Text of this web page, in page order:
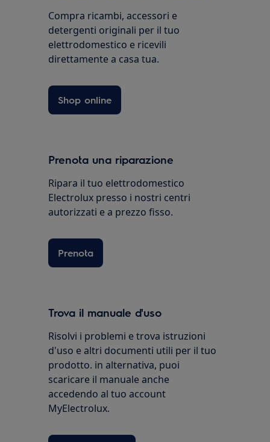
Compra ricambi, accessori e
detergenti originali per il tuo
elettrodomestico e ricevili
direttamente a casa tua.
Shop online
Prenota una riparazione
Ripara il tuo elettrodomestico
Electrolux presso i nostri centri
autorizzati e a prezzo fisso.
Prenota
Trova il manuale d'uso
Risolvi i problemi e trova istruzioni
d'uso e altri documenti utili per il tuo
prodotto. in alternativa, puoi
scaricare il manuale anche
accedendo al tuo account
MyElectrolux.